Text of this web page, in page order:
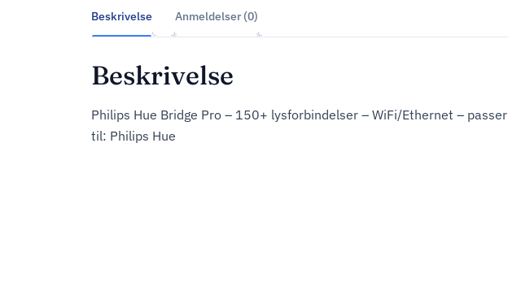
Beskrivelse Anmeldelser (0)
Beskrivelse
Philips Hue Bridge Pro – 150+ lysforbindelser – WiFi/Ethernet – passer
til: Philips Hue